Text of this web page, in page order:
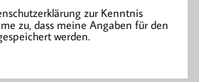
zur Kenntnis
zu, dass meine Angaben für den
werden.